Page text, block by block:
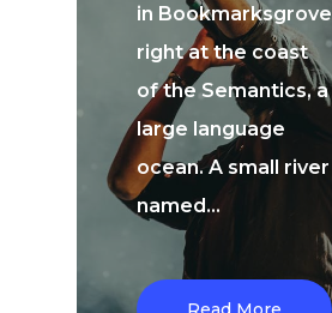
in Bookmarksgrove
right at the coast
of the Semantics, a
large language
ocean. A small river
named…